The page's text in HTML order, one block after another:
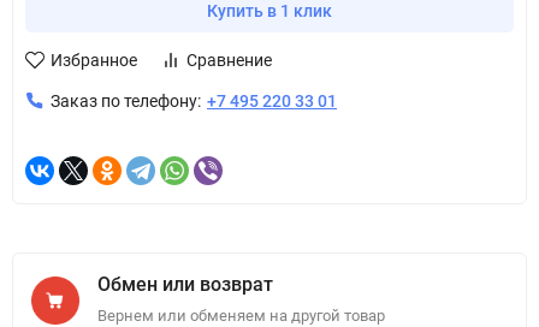
Купить в 1 клик
Избранное Сравнение
Заказ по телефону: +7 495 220 33 01
Обмен или возврат
Вернем или обменяем на другой товар